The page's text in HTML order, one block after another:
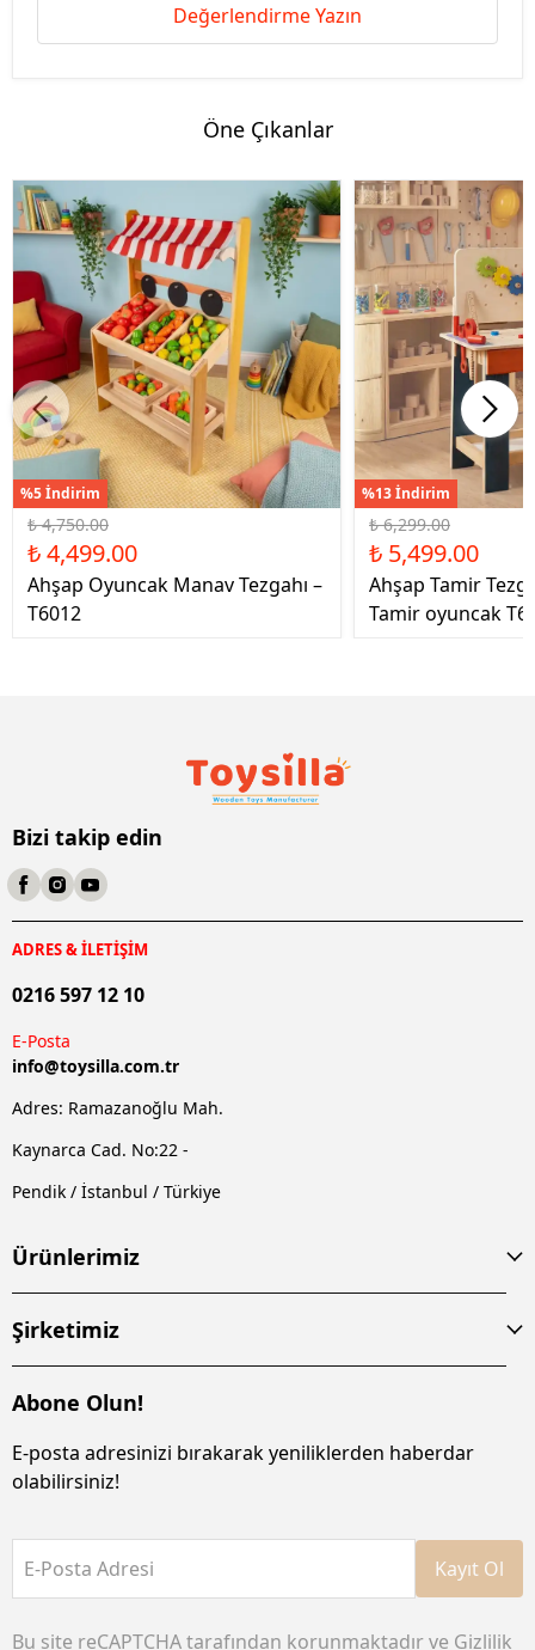
Değerlendirme Yazın
Öne Çıkanlar
%5 İndirim
₺ 4,750.00
₺ 4,499.00
Ahşap Oyuncak Manav Tezgahı –
T6012
%13 İndirim
₺ 6,299.00
₺ 5,499.00
Ahşap Tamir
Tamir oyuncak
Bizi takip edin
ADRES & İLETİŞİM
0216 597 12 10
E-Posta
info@toysilla.com.tr
Adres: Ramazanoğlu Mah.
Kaynarca Cad. No:22 -
Pendik / İstanbul / Türkiye
Ürünlerimiz
Şirketimiz
Abone Olun!
E-posta adresinizi bırakarak yeniliklerden haberdar
olabilirsiniz!
E-Posta Adresi Kayıt Ol
Bu site reCAPTCHA tarafından korunmaktadır ve Gizlilik